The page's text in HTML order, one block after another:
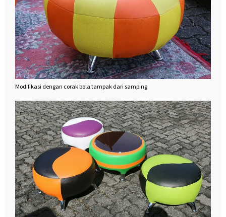
Modifikasi dengan corak bola tampak dari samping